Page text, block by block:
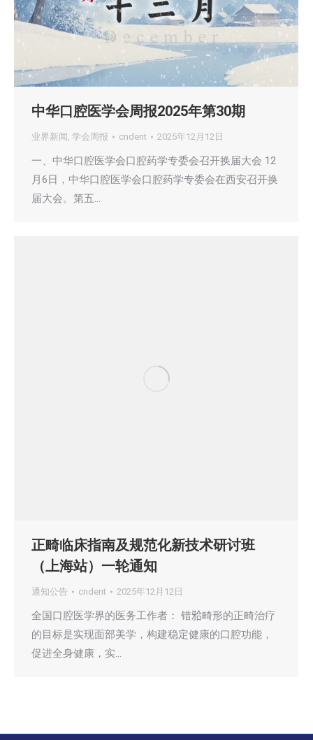
中华口腔医学会周报2025年第30期
业界新闻 , 学会周报 cndent 2025年12月12日
一、中华口腔医学会口腔药学专委会召开换届大会 12
月6日，中华口腔医学会口腔药学专委会在西安召开换
届大会。第五…
正畸临床指南及规范化新技术研讨班
（上海站）一轮通知
通知公告 cndent 2025年12月12日
全国口腔医学界的医务工作者： 错𬌗畸形的正畸治疗
的目标是实现面部美学，构建稳定健康的口腔功能，
促进全身健康，实…